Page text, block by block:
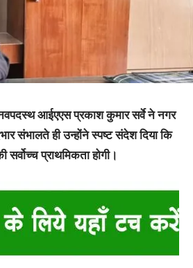
आईएएस प्रकाश कुमार सर्वे ने नगर
संभालते ही उन्होंने स्पष्ट संदेश दिया कि
प्राथमिकता होगी।